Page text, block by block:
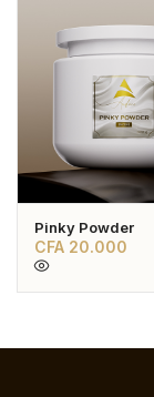
Pinky Powder
CFA 20.000